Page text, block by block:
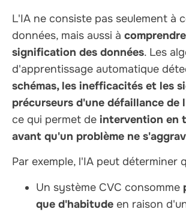
L'IA ne consiste pas seulement à
données, mais aussi à
signification des données. Les
d'apprentissage automatique
schémas, les inefficacités et les
précurseurs d'une défaillance de
ce qui permet de intervention en
avant qu'un problème ne
Par exemple, l'IA peut déterminer
Un système CVC consomme
que d'habitude en raison